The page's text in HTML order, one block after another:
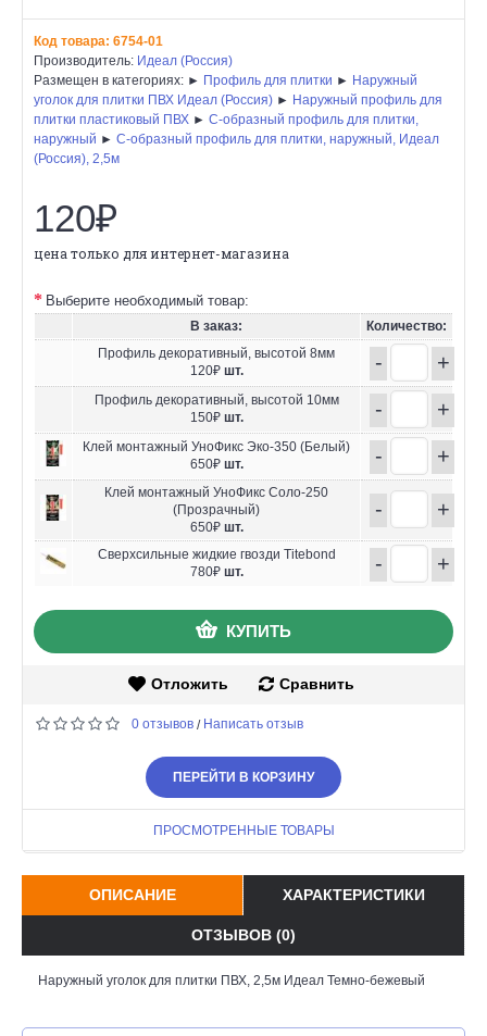
Код товара: 6754-01
Производитель: Идеал (Россия)
Размещен в категориях: ► Профиль для плитки ► Наружный
уголок для плитки ПВХ Идеал (Россия) ► Наружный профиль для
плитки пластиковый ПВХ ► C-образный профиль для плитки,
наружный ► C-образный профиль для плитки, наружный, Идеал
(Россия), 2,5м
120₽
цена только для интернет-магазина
Выберите необходимый товар:
В заказ:
Количество:
Профиль декоративный, высотой 8мм
120₽ шт. - +
Профиль декоративный, высотой 10мм
150₽ шт. - +
Клей монтажный УноФикс Эко-350 (Белый)
650₽ шт. - +
Клей монтажный УноФикс Соло-250
(Прозрачный)
650₽ шт.
- +
Сверхсильные жидкие гвозди Titebond
780₽ шт. - +
КУПИТЬ
Отложить Сравнить
0 отзывов / Написать отзыв
ПЕРЕЙТИ В КОРЗИНУ
ПРОСМОТРЕННЫЕ ТОВАРЫ
ОПИСАНИЕ ХАРАКТЕРИСТИКИ
ОТЗЫВОВ (0)
Наружный уголок для плитки ПВХ, 2,5м Идеал Темно-бежевый